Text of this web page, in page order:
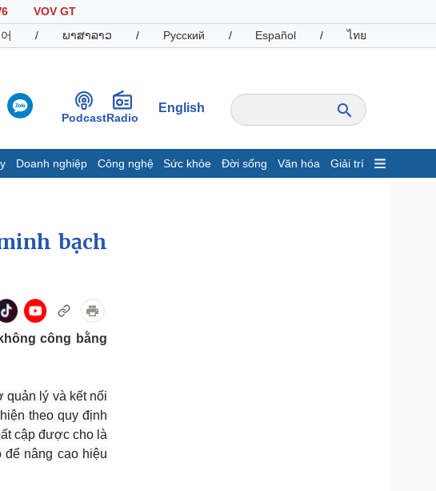
VOV GT
/ ພາສາລາວ / Русский / Español / ไทย
PodcastRadio
English
Doanh nghiệp Công nghệ Sức khỏe Đời sống Văn hóa Giải trí
Khởi nghiệp
Doanh nghiệp
Vì cộng đồng
Du lịch
bạch
công bằng
quản lý và kết nối
theo quy định
cập được cho là
để nâng cao hiệu